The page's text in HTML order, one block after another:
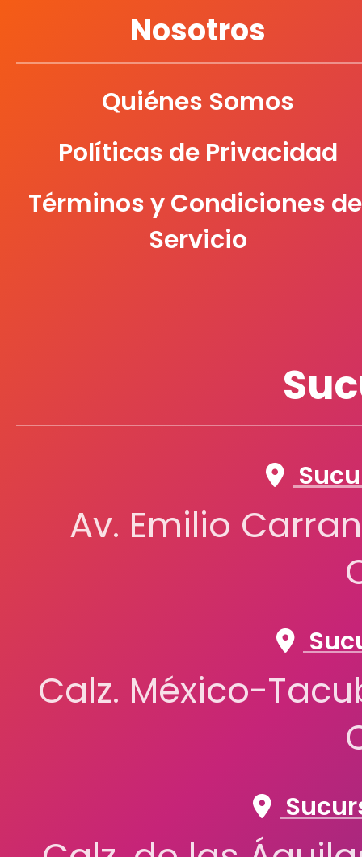
Nosotros
Quiénes Somos
Políticas de Privacidad
Términos y Condiciones
Servicio
Av. Emilio
Calz. México-